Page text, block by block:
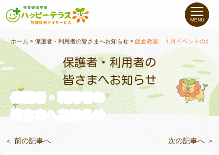
私たちについて
未就学のお子さま（０〜６才）
小学生〜高校生の お子さま
支援事例
MENU
ホーム >保護者・利用者の皆さまへお知らせ >飯倉教室 １月イベントのお知
保護者・利用者の
皆さまへお知らせ
保護者・利用者の
皆さまへお知らせ
＜ 前の記事へ 次の記事へ ＞